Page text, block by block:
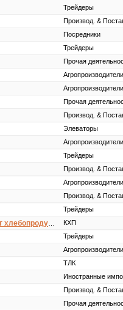
Трейдеры
Производ. &
Посредники
Трейдеры
Прочая
Агропроизводители
Агропроизводители
Прочая
Производ. &
Элеваторы
Агропроизводители
Трейдеры
Производ. &
Агропроизводители
Производ. &
Трейдеры
КХП
Трейдеры
Агропроизводители
ТЛК
Иностранные
Производ. &
Прочая